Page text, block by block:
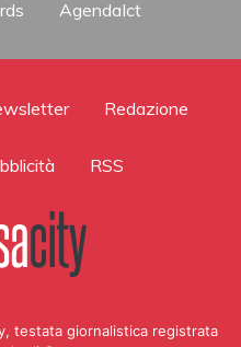
AgendaIct
Redazione
RSS
testata giornalistica registrata